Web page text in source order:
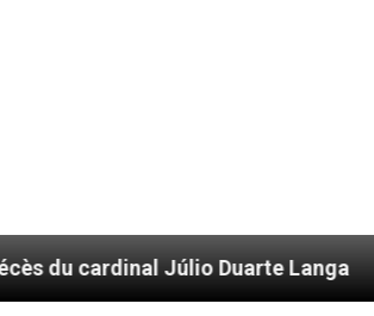
Júlio Duarte Langa Le